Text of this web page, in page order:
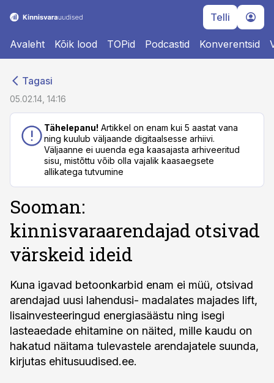
Telli
Avaleht Kõik lood TOPid Podcastid Konverentsid
Tagasi
05.02.14, 14:16
Tähelepanu! Artikkel on enam kui 5 aastat vana
ning kuulub väljaande digitaalsesse arhiivi.
Väljaanne ei uuenda ega kaasajasta arhiveeritud
sisu, mistõttu võib olla vajalik kaasaegsete
allikatega tutvumine
Sooman:
kinnisvaraarendajad otsivad
värskeid ideid
Kuna igavad betoonkarbid enam ei müü, otsivad
arendajad uusi lahendusi- madalates majades lift,
lisainvesteeringud energiasäästu ning isegi
lasteaedade ehitamine on näited, mille kaudu on
hakatud näitama tulevastele arendajatele suunda,
kirjutas ehitusuudised.ee.